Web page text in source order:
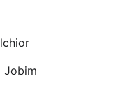
Jobim